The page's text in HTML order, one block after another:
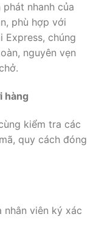
nhanh của
phù hợp với
Express, chúng
nguyên vẹn
hàng
kiểm tra các
quy cách đóng
nhân viên ký xác